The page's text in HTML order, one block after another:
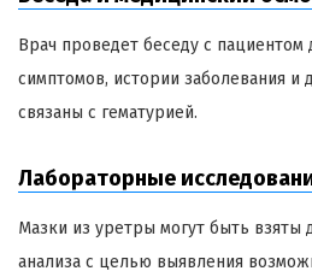
Врач проведет беседу с пациентом
симптомов, истории заболевания и
связаны с гематурией.
Лабораторные
Мазки из уретры могут быть взяты
анализа с целью выявления